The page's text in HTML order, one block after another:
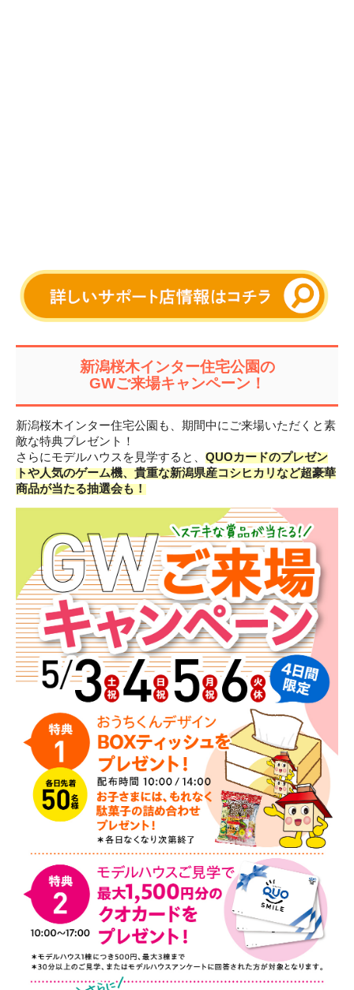
新潟桜木インター住宅公園の
GWご来場キャンペーン！
新潟桜木インター住宅公園も、期間中にご来場いただくと素
敵な特典プレゼント！
さらにモデルハウスを見学すると、 QUOカードのプレゼン
トや人気のゲーム機、貴重な新潟県産コシヒカリなど超豪華
商品が当たる抽選会も！